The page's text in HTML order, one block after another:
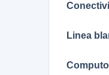
Linea
Computo